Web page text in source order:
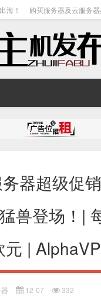
海！ 购买服务器及云服务器
器超级促
兽登场！|
|
12-07 332